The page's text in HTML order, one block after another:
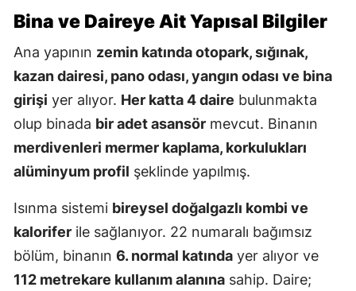
Bina ve Daireye Ait Yapısal Bilgiler
Ana yapının zemin katında otopark, sığınak,
kazan dairesi, pano odası, yangın odası ve bina
girişi yer alıyor. Her katta 4 daire bulunmakta
olup binada bir adet asansör mevcut. Binanın
merdivenleri mermer kaplama, korkulukları
alüminyum profil şeklinde yapılmış.
Isınma sistemi bireysel doğalgazlı kombi ve
kalorifer ile sağlanıyor. 22 numaralı bağımsız
bölüm, binanın 6. normal katında yer alıyor ve
112 metrekare kullanım alanına sahip. Daire;